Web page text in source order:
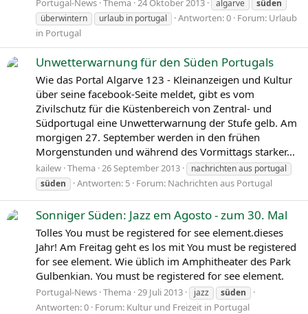
Portugal-News Thema 24 Oktober 2013 algarve
süden
überwintern
urlaub in portugal Antworten: 0 Forum: Urlaub
in Portugal
Unwetterwarnung für den Süden Portugals
Wie das Portal Algarve 123 - Kleinanzeigen und Kultur
über seine facebook-Seite meldet, gibt es vom
Zivilschutz für die Küstenbereich von Zentral- und
Südportugal eine Unwetterwarnung der Stufe gelb. Am
morgigen 27. September werden in den frühen
Morgenstunden und während des Vormittags starker...
kailew Thema 26 September 2013
nachrichten aus portugal
süden
Antworten: 5 Forum: Nachrichten aus Portugal
Sonniger Süden: Jazz em Agosto - zum 30. Mal
Tolles You must be registered for see element.dieses
Jahr! Am Freitag geht es los mit You must be registered
for see element. Wie üblich im Amphitheater des Park
Gulbenkian. You must be registered for see element.
Portugal-News Thema 29 Juli 2013 jazz süden
Antworten: 0 Forum: Kultur und Freizeit in Portugal